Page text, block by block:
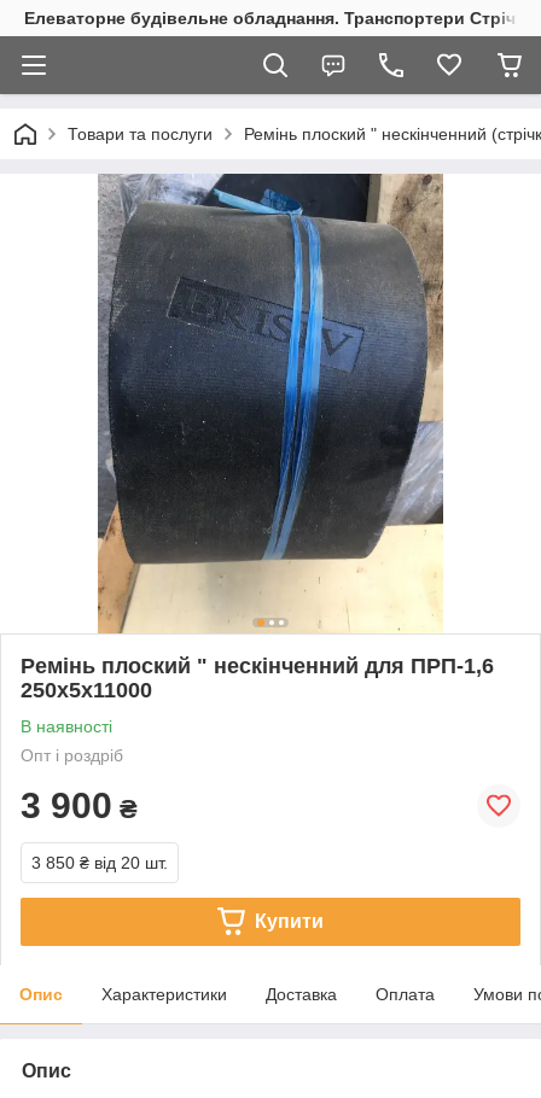
Елеваторне будівельне обладнання. Транспортери
Товари та послуги Ремінь плоский " нескінченний
Ремінь плоский " нескінченний для ПРП-1,6
250х5х11000
В наявності
Опт і роздріб
3 900 ₴
3 850 ₴ від 20 шт.
Купити
Опис Характеристики Доставка Оплата Умови
Опис